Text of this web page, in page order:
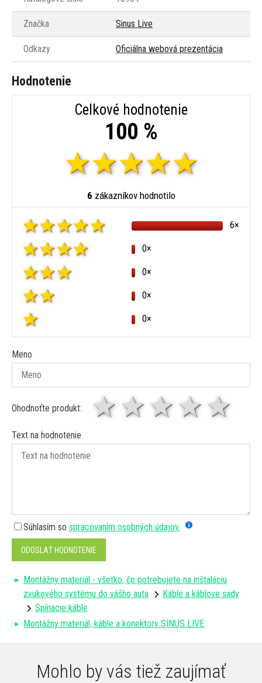
Značka Sinus Live
Odkazy Oficiálna webová prezentácia
Hodnotenie
Celkové hodnotenie
100 %
6 zákazníkov hodnotilo
6×
0×
0×
0×
0×
Meno
Ohodnoťte produkt: 4
3
2 hviezdy
1 hviezda
Text na hodnotenie
Súhlasím so spracovaním osobných údajov.
ODOSLAŤ HODNOTENIE
Montážny materiál - všetko, čo potrebujete na inštaláciu
zvukového systému do vášho auta
Káble a káblove sady
Spínacie káble
Montážny materiál, káble a konektory SINUS LIVE
Mohlo by vás tiež zaujímať